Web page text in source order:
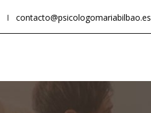
contacto@psicologomariabilbao.es